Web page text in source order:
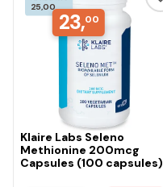
25,00
23,00
Klaire Labs Seleno
Methionine 200mcg
Capsules (100 capsules)